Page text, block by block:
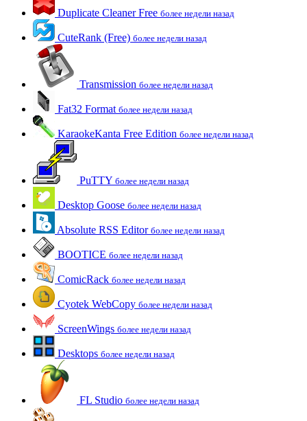
Duplicate Cleaner Free более недели назад
CuteRank (Free) более недели назад
Transmission более недели назад
Fat32 Format более недели назад
KaraokeKanta Free Edition более недели назад
PuTTY более недели назад
Desktop Goose более недели назад
Absolute RSS Editor более недели назад
BOOTICE более недели назад
ComicRack более недели назад
Cyotek WebCopy более недели назад
ScreenWings более недели назад
Desktops более недели назад
FL Studio более недели назад